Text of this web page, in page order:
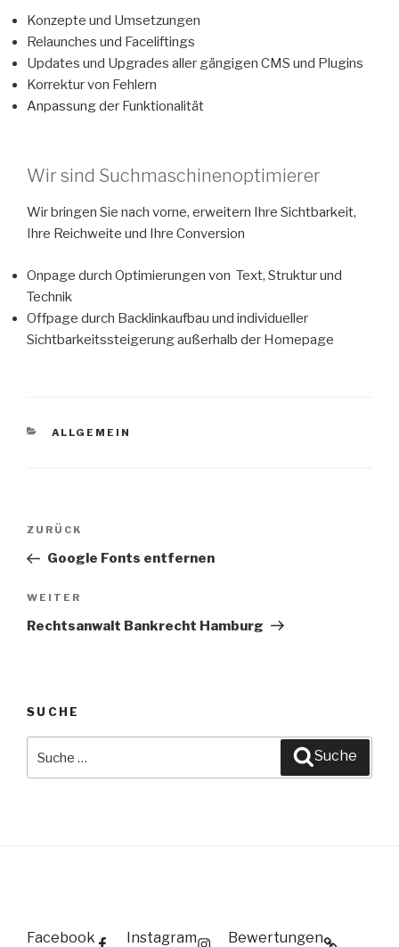
Konzepte und Umsetzungen
Relaunches und Faceliftings
Updates und Upgrades aller gängigen CMS und Plugins
Korrektur von Fehlern
Anpassung der Funktionalität
Wir sind Suchmaschinenoptimierer
Wir bringen Sie nach vorne, erweitern Ihre Sichtbarkeit,
Ihre Reichweite und Ihre Conversion
Onpage durch Optimierungen von Text, Struktur und
Technik
Offpage durch Backlinkaufbau und individueller
Sichtbarkeitssteigerung außerhalb der Homepage
KATEGORIEN
ALLGEMEIN
Beitragsnavigation
Vorheriger
Beitrag
ZURÜCK
Google Fonts entfernen
Nächster
Beitrag
WEITER
Rechtsanwalt Bankrecht Hamburg
SUCHE
Suche
Facebook Instagram Bewertungen